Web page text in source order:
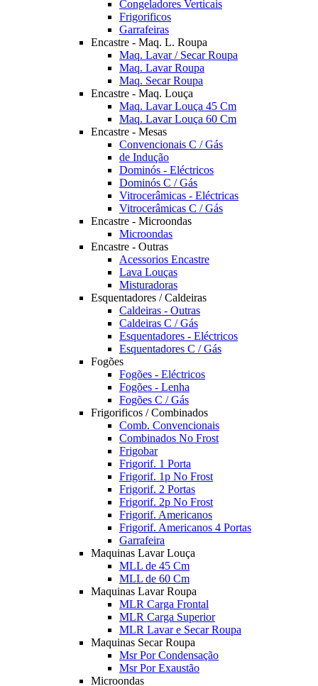
Congeladores Verticais
Frigorificos
Garrafeiras
Encastre - Maq. L. Roupa
Maq. Lavar / Secar Roupa
Maq. Lavar Roupa
Maq. Secar Roupa
Encastre - Maq. Louça
Maq. Lavar Louça 45 Cm
Maq. Lavar Louça 60 Cm
Encastre - Mesas
Convencionais C / Gás
de Indução
Dominós - Eléctricos
Dominós C / Gás
Vitrocerâmicas - Eléctricas
Vitrocerâmicas C / Gás
Encastre - Microondas
Microondas
Encastre - Outras
Acessorios Encastre
Lava Louças
Misturadoras
Esquentadores / Caldeiras
Caldeiras - Outras
Caldeiras C / Gás
Esquentadores - Eléctricos
Esquentadores C / Gás
Fogões
Fogões - Eléctricos
Fogões - Lenha
Fogões C / Gás
Frigorificos / Combinados
Comb. Convencionais
Combinados No Frost
Frigobar
Frigorif. 1 Porta
Frigorif. 1p No Frost
Frigorif. 2 Portas
Frigorif. 2p No Frost
Frigorif. Americanos
Frigorif. Americanos 4 Portas
Garrafeira
Maquinas Lavar Louça
MLL de 45 Cm
MLL de 60 Cm
Maquinas Lavar Roupa
MLR Carga Frontal
MLR Carga Superior
MLR Lavar e Secar Roupa
Maquinas Secar Roupa
Msr Por Condensação
Msr Por Exaustão
Microondas